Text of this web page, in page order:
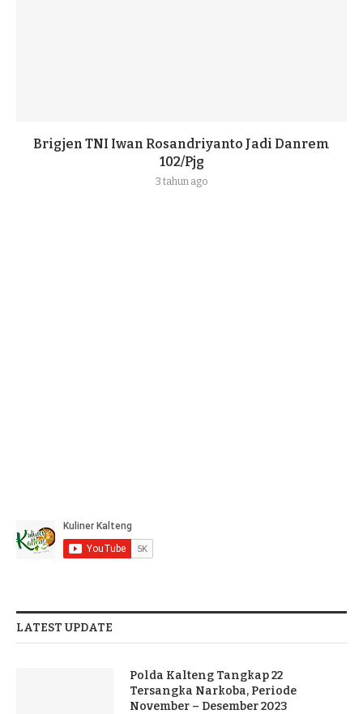
Brigjen TNI Iwan Rosandriyanto Jadi Danrem
102/Pjg
3 tahun ago
LATEST UPDATE
Polda Kalteng Tangkap 22
Tersangka Narkoba, Periode
November – Desember 2023